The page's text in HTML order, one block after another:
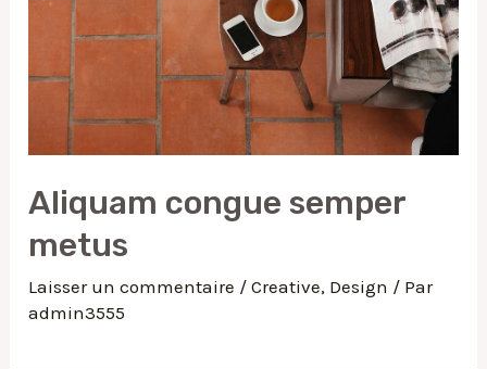
Aliquam congue semper
metus
Laisser un commentaire /Creative, Design / Par
admin3555